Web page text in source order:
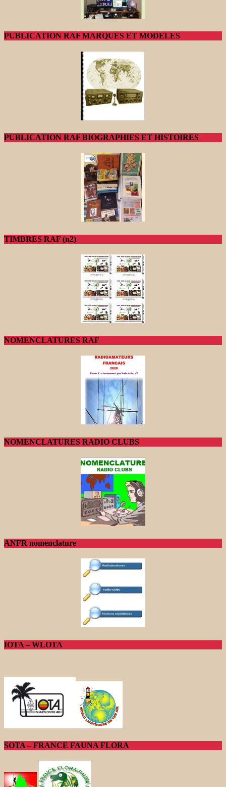
PUBLICATION RAF MARQUES ET MODELES
PUBLICATION RAF BIOGRAPHIES ET HISTOIRES
TIMBRES RAF (n2)
NOMENCLATURES RAF
NOMENCLATURES RADIO CLUBS
ANFR nomenclature
IOTA – WLOTA
SOTA – FRANCE FAUNA FLORA